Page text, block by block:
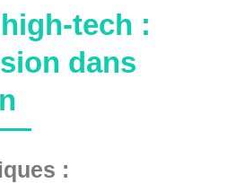
tech :
dans
: